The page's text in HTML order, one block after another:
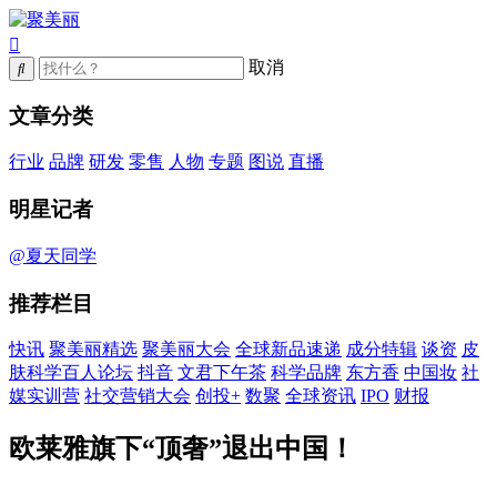
取消
文章分类
行业 品牌 研发 零售 人物 专题 图说 直播
明星记者
@夏天同学
推荐栏目
快讯 聚美丽精选 聚美丽大会 全球新品速递 成分特辑 谈资 皮
肤科学百人论坛 抖音 文君下午茶 科学品牌 东方香 中国妆 社
媒实训营 社交营销大会 创投+ 数聚 全球资讯 IPO 财报
欧莱雅旗下“顶奢”退出中国！